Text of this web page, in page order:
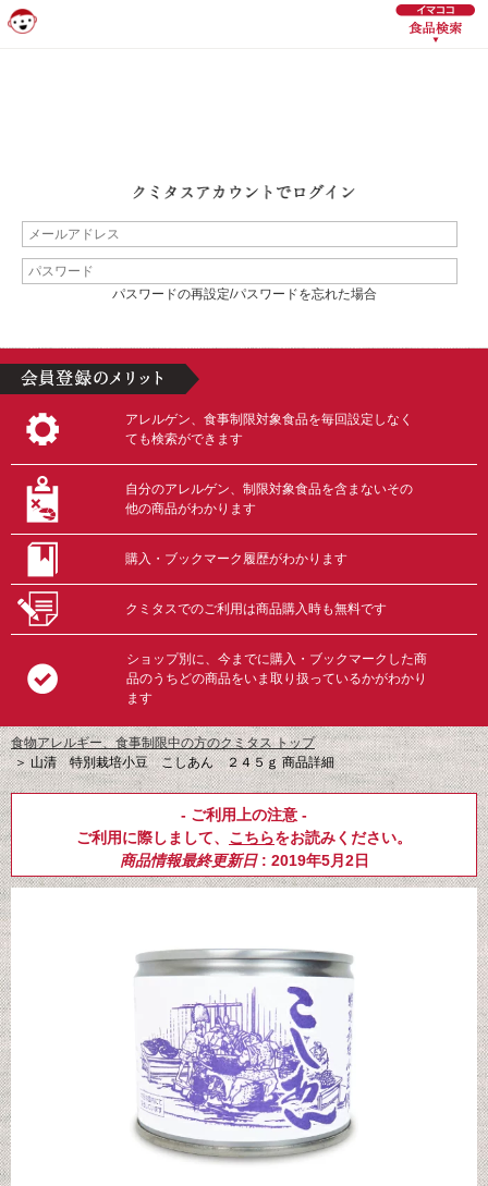
パスワードの再設定/パスワードを忘れた場合
アレルゲン、食事制限対象食品を毎回設定しなく
ても検索ができます
自分のアレルゲン、制限対象食品を含まないその
他の商品がわかります
購入・ブックマーク履歴がわかります
クミタスでのご利用は商品購入時も無料です
ショップ別に、今までに購入・ブックマークした商
品のうちどの商品をいま取り扱っているかがわかり
ます
食物アレルギー、食事制限中の方のクミタス トップ
＞山清 特別栽培小豆 こしあん ２４５ｇ 商品詳細
- ご利用上の注意 -
ご利用に際しまして、 こちらをお読みください。
商品情報最終更新日: 2019年5月2日